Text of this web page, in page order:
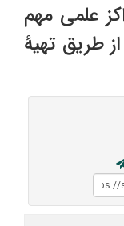
علمی مهم
طریق تهیۀ